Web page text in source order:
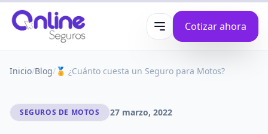
Abrir menúCotizar ahora
Inicio/Blog/ 🏅 ¿Cuánto cuesta un Seguro para Motos?
SEGUROS DE MOTOS 27 marzo, 2022